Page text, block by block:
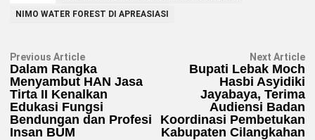
NIMO WATER FOREST DI APREASIASI
Navigasi
pos
Previous ArticlePrevious
article:
Dalam Rangka
Menyambut HAN Jasa
Tirta II Kenalkan
Edukasi Fungsi
Bendungan dan Profesi
Insan BUM
Next Article
Bupati Lebak Moch
Hasbi Asyidiki
Jayabaya, Terima
Audiensi Badan
Koordinasi Pembetukan
Kabupaten Cilangkahan